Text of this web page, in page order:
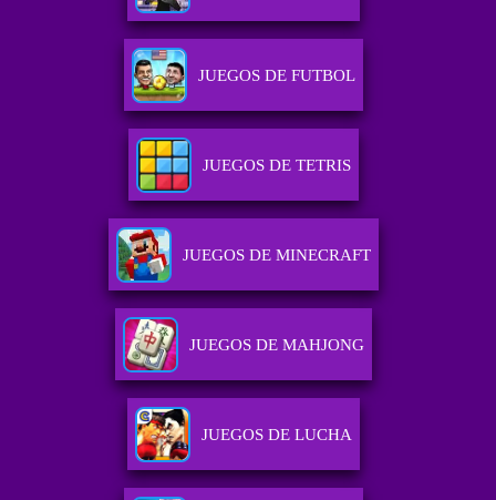
JUEGOS DE FUTBOL
JUEGOS DE TETRIS
JUEGOS DE MINECRAFT
JUEGOS DE MAHJONG
JUEGOS DE LUCHA